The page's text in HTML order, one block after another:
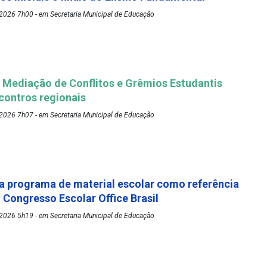
7h00 - em Secretaria Municipal de Educação
Mediação de Conflitos e Grêmios Estudantis
regionais
7h07 - em Secretaria Municipal de Educação
programa de material escolar como referência
Congresso Escolar Office Brasil
5h19 - em Secretaria Municipal de Educação